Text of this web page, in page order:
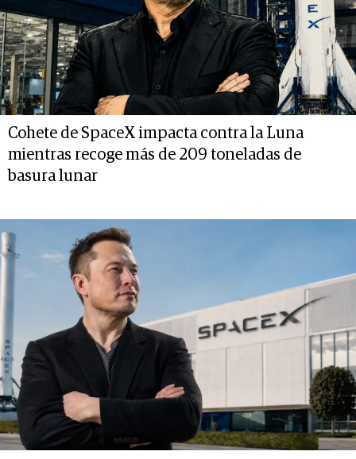
Cohete de SpaceX impacta contra la Luna
mientras recoge más de 209 toneladas de
basura lunar